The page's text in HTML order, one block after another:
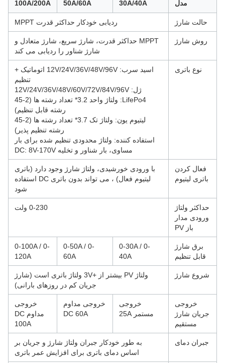
مدل 30A/40A
50A/60A
100A/200A
حالت شارژ ردیابی خودکار حداکثر قدرت MPPT
روش شارژ
MPPT حداکثر قدرت، شارژ سریع، شارژ متعادل و
شارژ شناور را ردیابی می کند
نوع باتری
اسید سرب: 12V/24V/36V/48V/96V اتوماتیک +
تنظیم
ژل: 12V/24V/36V/48V/60V/72V/84V/96V
LifePo4: ولتاژ واحد 3.2* تعداد رشته ها (2-45
رشته قابل تنظیم)
لیتیوم یون: ولتاژ تک 3.7* تعداد رشته ها (2-45
رشته تنظیم پذیر)
استفاده کننده: ولتاژ محدودی تنظیم شده برای بار
مساوی، بار شناور و تخلیه DC: 8V-170V
فعال کردن
باتری لیتیوم
با ورودی خورشیدی، ولتاژ شارژ وجود دارد (باتری
لیتیوم فعال) ، می تواند بدون باتری DC استفاده
شود
حداکثر ولتاژ
ورودی مدار
باز PV
0-230 ولت
برق شارژ
قابل تنظیم
0-30A / 0-
40A
0-50A / 0-
60A
0-100A / 0-
120A
شروع شارژ
ولتاژ PV بیشتر از +3V ولتاژ باتری است (شارژ
جریان کم در روزهای بارانی)
خروجی
جریان شارژ
مستقیم
خروجی
مستمر 25A
خروجی مداوم
DC 60A
خروجی
مداوم DC
100A
جبران دمای
به طور خودکار جبران ولتاژ شارژ و جریان بر
اساس دمای باتری برای افزایش عمر باتری